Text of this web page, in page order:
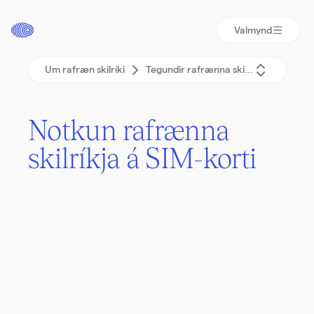
Valmynd
Um rafræn skilríki Tegundir rafrænna skilríkja
Notkun rafrænna
skil­ríkja á SIM-­korti